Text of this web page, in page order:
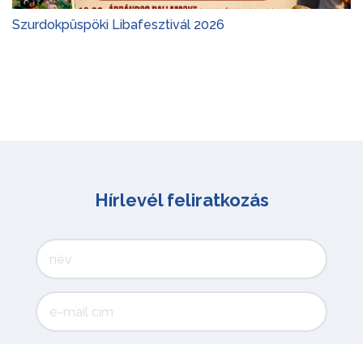
Szurdokpüspöki Libafesztivál 2026
Hírlevél feliratkozás